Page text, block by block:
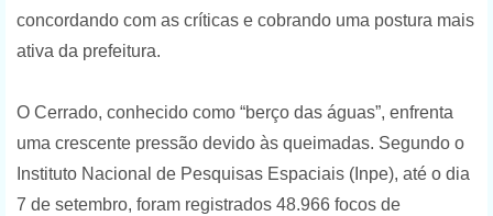
concordando com as críticas e cobrando uma postura mais
ativa da prefeitura.
O Cerrado, conhecido como “berço das águas”, enfrenta
uma crescente pressão devido às queimadas. Segundo o
Instituto Nacional de Pesquisas Espaciais (Inpe), até o dia
7 de setembro, foram registrados 48.966 focos de